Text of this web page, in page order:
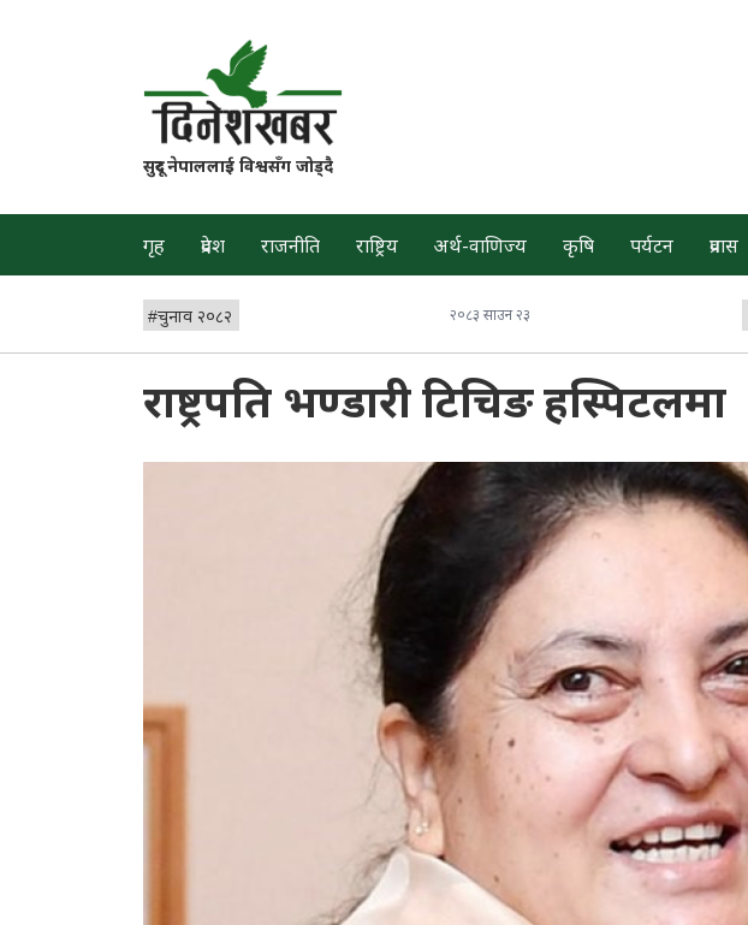
सुदूर नेपाललाई विश्वसँग जोड्दै
गृह प्रदेश राजनीति राष्ट्रिय अर्थ-वाणिज्य कृषि पर्यटन प्रवास
#चुनाव २०८२ २०८३ साउन २३
राष्ट्रपति भण्डारी टिचिङ हस्पिटलमा